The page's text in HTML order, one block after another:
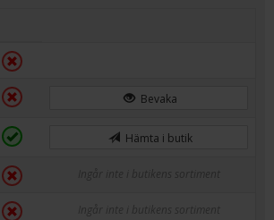
Bevaka
Hämta i butik
Ingår inte i butikens sortiment
Ingår inte i butikens sortiment